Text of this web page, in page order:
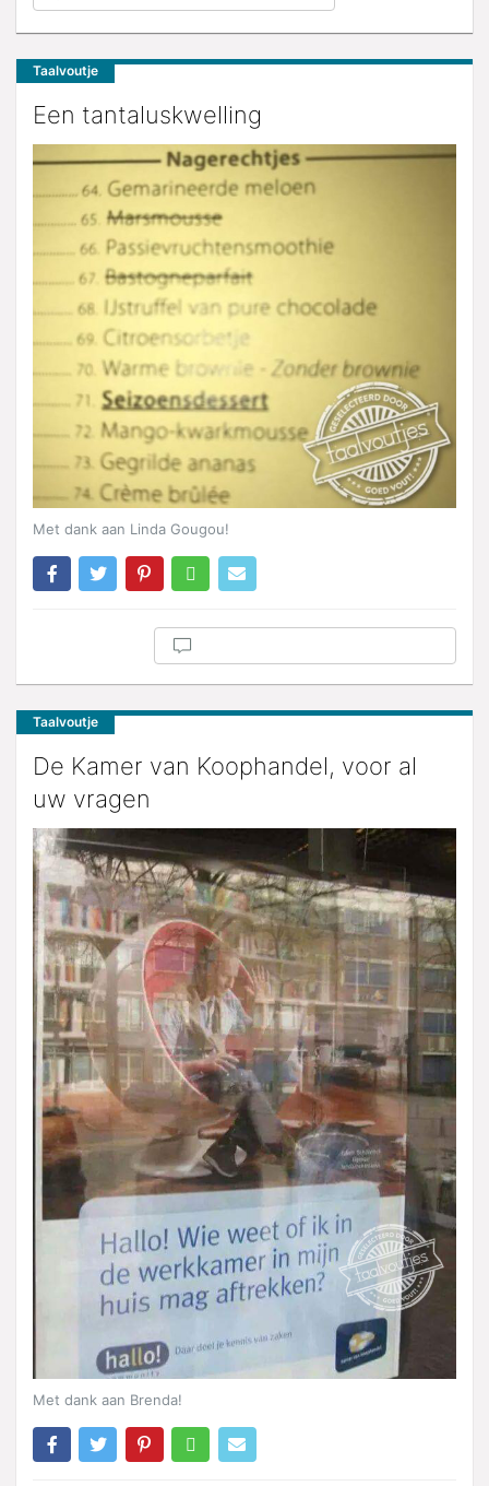
Taalvoutje
Een tantaluskwelling
Met dank aan Linda Gougou!
Taalvoutje
De Kamer van Koophandel, voor al
uw vragen
Met dank aan Brenda!